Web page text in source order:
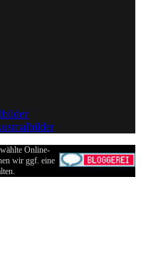
Online-
wir ggf. eine